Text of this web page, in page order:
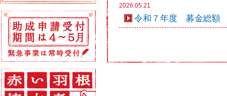
2026.05.21
令和７年度 募金総額